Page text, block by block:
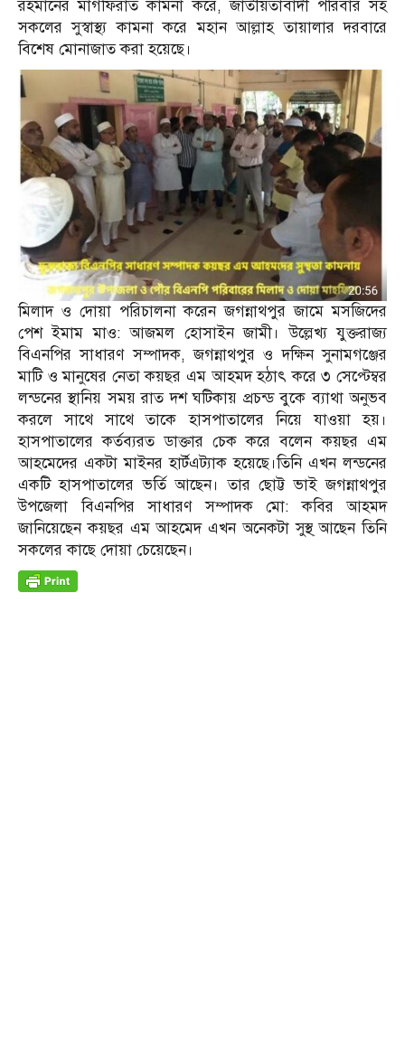
রহমানের মাগফিরাত কামনা করে, জাতীয়তাবাদী পরিবার সহ
সকলের সুস্বাস্থ্য কামনা করে মহান আল্লাহ তায়ালার দরবারে
বিশেষ মোনাজাত করা হয়েছে।
মিলাদ ও দোয়া পরিচালনা করেন জগন্নাথপুর জামে মসজিদের
পেশ ইমাম মাও: আজমল হোসাইন জামী। উল্লেখ্য যুক্তরাজ্য
বিএনপির সাধারণ সম্পাদক, জগন্নাথপুর ও দক্ষিন সুনামগঞ্জের
মাটি ও মানুষের নেতা কয়ছর এম আহমদ হঠাৎ করে ৩ সেপ্টেম্বর
লন্ডনের স্থানিয় সময় রাত দশ ঘটিকায় প্রচন্ড বুকে ব্যাথা অনুভব
করলে সাথে সাথে তাকে হাসপাতালের নিয়ে যাওয়া হয়।
হাসপাতালের কর্তব্যরত ডাক্তার চেক করে বলেন কয়ছর এম
আহমেদের একটা মাইনর হার্টএট্যাক হয়েছে।তিনি এখন লন্ডনের
একটি হাসপাতালের ভর্তি আছেন। তার ছোট্ট ভাই জগন্নাথপুর
উপজেলা বিএনপির সাধারণ সম্পাদক মো: কবির আহমদ
জানিয়েছেন কয়ছর এম আহমেদ এখন অনেকটা সুস্থ্ আছেন তিনি
সকলের কাছে দোয়া চেয়েছেন।